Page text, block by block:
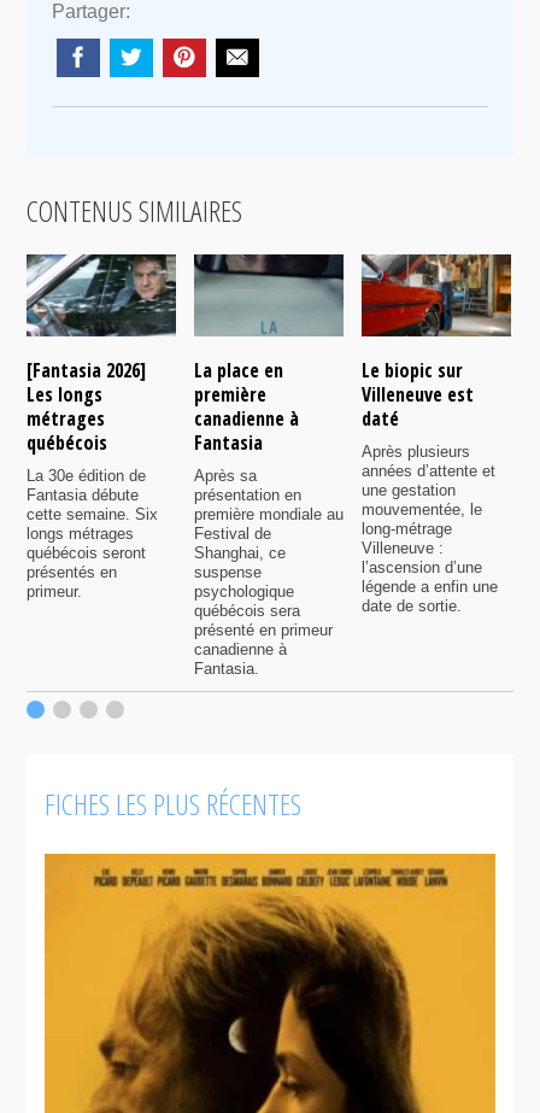
Partager:
CONTENUS SIMILAIRES
[Fantasia 2026]
Les longs
métrages
québécois
La 30e édition de
Fantasia débute
cette semaine. Six
longs métrages
québécois seront
présentés en
primeur.
La place en
première
canadienne à
Fantasia
Après sa
présentation en
première mondiale au
Festival de
Shanghai, ce
suspense
psychologique
québécois sera
présenté en primeur
canadienne à
Fantasia.
Le biopic sur
Villeneuve est
daté
Après plusieurs
années d’attente et
une gestation
mouvementée, le
long-métrage
Villeneuve :
l’ascension d’une
légende a enfin une
date de sortie.
FICHES LES PLUS RÉCENTES